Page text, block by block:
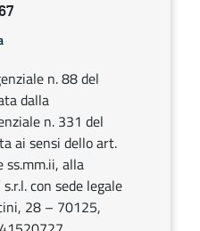
n. 88 del
dalla
n. 331 del
ai sensi dello art.
ss.mm.ii, alla
con sede legale
28 – 70125,